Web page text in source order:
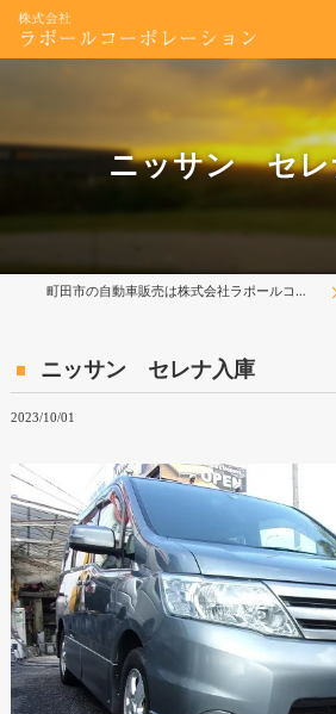
ニッサン セレ
町田市の自動車販売は株式会社ラポールコーポレーション
ニッサン セレナ入庫
2023/10/01